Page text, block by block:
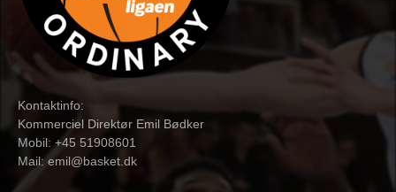
Kontaktinfo:
Kommerciel Direktør Emil Bødker
Mobil: +45 51908601
Mail:emil@basket.dk